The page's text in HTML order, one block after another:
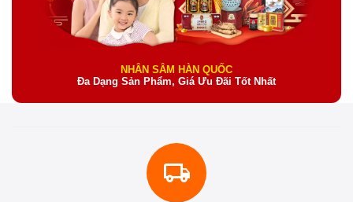
NHÂN SÂM HÀN QUỐC
Đa Dạng Sản Phẩm, Giá Ưu Đãi Tốt Nhất